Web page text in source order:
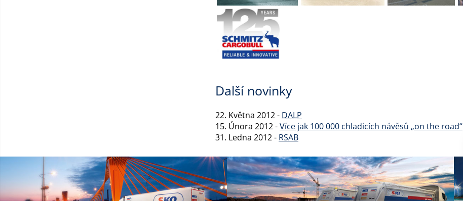
Další novinky
22. Května 2012 - DALP
15. Února 2012 -Více jak 100 000 chladicích návěsů „on the road“
31. Ledna 2012 - RSAB